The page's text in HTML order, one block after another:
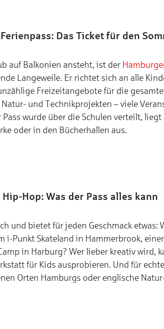
Das Ticket für den
auf Balkonien ansteht, ist der
Langeweile. Er richtet sich an alle
Freizeitangebote für die
und Technikprojekten – viele
wurde über die Schulen verteilt,
oder in den Bücherhallen aus.
Hop: Was der Pass alles kann
und bietet für jeden Geschmack etwas:
i-Punkt Skateland in Hammerbrook,
in Harburg? Wer lieber kreativ wird,
für Kids ausprobieren. Und für
Orten Hamburgs oder englische